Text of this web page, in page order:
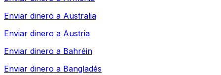
Enviar dinero a Australia
Enviar dinero a Austria
Enviar dinero a Bahréin
Enviar dinero a Bangladés